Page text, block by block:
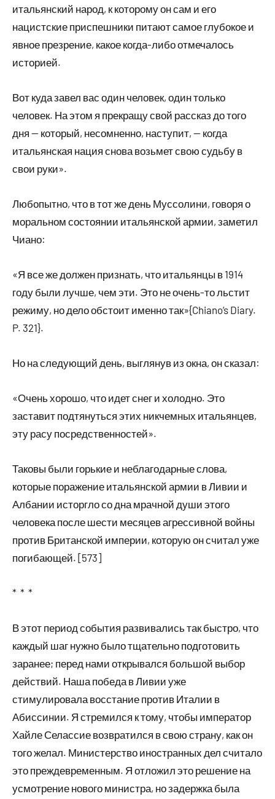
итальянский народ, к которому он сам и его
нацистские приспешники питают самое глубокое и
явное презрение, какое когда-либо отмечалось
историей.
Вот куда завел вас один человек, один только
человек. На этом я прекращу свой рассказ до того
дня — который, несомненно, наступит, — когда
итальянская нация снова возьмет свою судьбу в
свои руки».
Любопытно, что в тот же день Муссолини, говоря о
моральном состоянии итальянской армии, заметил
Чиано:
«Я все же должен признать, что итальянцы в 1914
году были лучше, чем эти. Это не очень-то льстит
режиму, но дело обстоит именно так»{Chiano’s Diary.
P. 321}.
Но на следующий день, выглянув из окна, он сказал:
«Очень хорошо, что идет снег и холодно. Это
заставит подтянуться этих никчемных итальянцев,
эту расу посредственностей».
Таковы были горькие и неблагодарные слова,
которые поражение итальянской армии в Ливии и
Албании исторгло со дна мрачной души этого
человека после шести месяцев агрессивной войны
против Британской империи, которую он считал уже
погибающей. [573]
* * *
В этот период события развивались так быстро, что
каждый шаг нужно было тщательно подготовить
заранее; перед нами открывался большой выбор
действий. Наша победа в Ливии уже
стимулировала восстание против Италии в
Абиссинии. Я стремился к тому, чтобы император
Хайле Селассие возвратился в свою страну, как он
того желал. Министерство иностранных дел считало
это преждевременным. Я отложил это решение на
усмотрение нового министра, но задержка была